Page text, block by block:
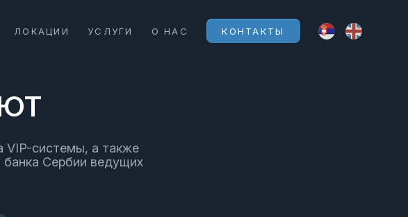
ЛОКАЦИИ УСЛУГИ О НАС КОНТАКТЫ
VIP-системы, а также
банка Сербии ведущих